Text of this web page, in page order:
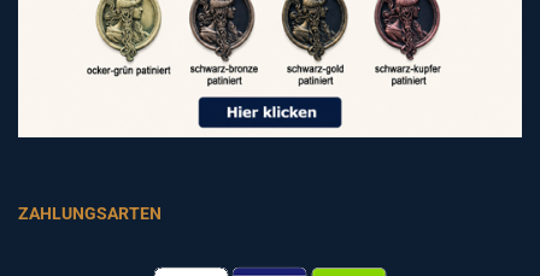
ZAHLUNGSARTEN